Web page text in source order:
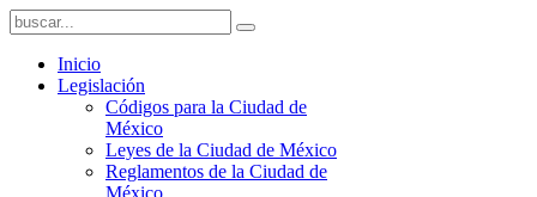
Inicio
Legislación
Códigos para la Ciudad de
México
Leyes de la Ciudad de México
Reglamentos de la Ciudad de
México